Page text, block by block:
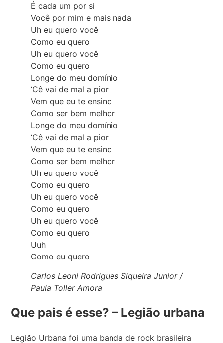
É cada um por si
Você por mim e mais nada
Uh eu quero você
Como eu quero
Uh eu quero você
Como eu quero
Longe do meu domínio
‘Cê vai de mal a pior
Vem que eu te ensino
Como ser bem melhor
Longe do meu domínio
‘Cê vai de mal a pior
Vem que eu te ensino
Como ser bem melhor
Uh eu quero você
Como eu quero
Uh eu quero você
Como eu quero
Uh eu quero você
Como eu quero
Uuh
Como eu quero
Carlos Leoni Rodrigues Siqueira Junior /
Paula Toller Amora
Que pais é esse? – Legião urbana
Legião Urbana foi uma banda de rock brasileira